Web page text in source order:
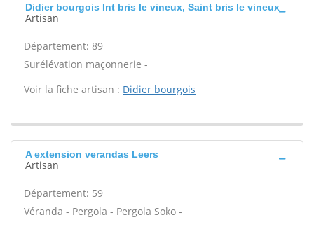
Didier bourgois Int bris le vineux, Saint bris le vineux
Artisan
Département: 89
Surélévation maçonnerie -
Voir la fiche artisan : Didier bourgois
A extension verandas Leers
Artisan
Département: 59
Véranda - Pergola - Pergola Soko -